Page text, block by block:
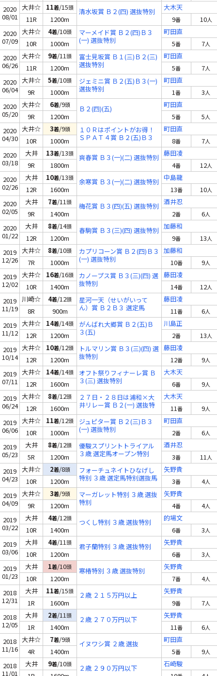
2020
08/01
大井☆ 11着/15頭 清水坂賞 Ｂ２(四) 選抜特別
大木天
11R
1200m 9番 10人
2020
07/09
大井☆ 4着/10頭
マーメイド賞 Ｂ２(四)Ｂ３
(一) 選抜特別
町田直
10R
1000m 5番 7人
2020
06/26
大井☆ 9着/11頭
富士見坂賞 Ｂ１(三)Ｂ２(三)
選抜特別
町田直
11R
1200m 5番 7人
2020
06/04
大井☆ 5着/10頭
ジェミニ賞 Ｂ２(五)Ｂ３(一)
選抜特別
町田直
9R
1000m 1番 3人
2020
05/20
大井☆ 6着/9頭 Ｂ２(四)(五)
町田直
9R
1200m 5番 5人
2020
04/30
大井☆ 3着/9頭
１０Ｒはポイントがお得！
ＳＰＡＴ４賞 Ｂ２(五)Ｂ３
(一) 選抜特別
町田直
10R
1000m 8番 7人
2020
03/18
大井 13着/13頭 爽春賞 Ｂ３(一)(二) 選抜特別 藤田凌
9R
1800m 4番 12人
2020
02/26
大井 10着/13頭 余寒賞 Ｂ３(一)(二) 選抜特別 中島龍
12R
1600m 13番 10人
2020
02/05
大井 7着/11頭 梅花賞 Ｂ３(四)(五) 選抜特別 酒井忍
9R
1400m 2番 6人
2020
01/22
大井 8着/14頭 春駒賞 Ｂ３(三)(四) 選抜特別 加藤和
12R
1200m 9番 13人
2019
12/26
大井☆ 8着/10頭
カプリコーン賞 Ｂ２(四)Ｂ３
(一) 選抜特別
加藤和
7R
1000m 10番 9人
2019
12/02
大井☆ 16着/16頭
カノープス賞 Ｂ３(三)(四) 選
抜特別
藤田凌
10R
1400m 14番 12人
2019
11/19
川崎☆ 4着/12頭
星河一天（せいがいって
ん）賞 Ｂ２Ｂ３ 選定馬
藤田凌
8R
900m 11番 6人
2019
11/12
大井☆ 14着/14頭
がんばれ大郷賞 Ｂ２(五)Ｂ
３(五)
川島正
12R
1200m 2番 13人
2019
10/14
大井☆ 10着/12頭
トルマリン賞 Ｂ３(三)(四) 選
抜特別
藤田凌
12R
1200m 12番 9人
2019
07/11
大井☆ 14着/14頭
オフト祭りフィナーレ賞 Ｂ
３(三) 選抜特別
大木天
12R
1600m 6番 9人
2019
06/24
大井☆ 8着/12頭
２７日・２８日は浦和×大
井リレー賞 Ｂ２(一) 選抜特
別
大木天
12R
1600m 11番 9人
2019
06/06
大井☆ 11着/12頭
ジュピター賞 Ｂ２(三)Ｂ３
(一) 選抜特別
町田直
10R
1000m 2番 6人
2019
05/23
大井 8着/12頭
優駿スプリントトライアル
３歳 選定馬オープン特別
酒井忍
5R
1200m 3番 11人
2019
04/23
大井☆ 2着/8頭
フォーチュネイトひなげし
特別 ３歳 選定馬特別選抜馬
矢野貴
10R
1200m 3番 4人
2019
04/09
大井☆ 3着/9頭
マーガレット特別 ３歳 選抜
特別
矢野貴
9R
1200m 4番 4人
2019
03/22
大井 4着/12頭 つくし特別 ３歳 選抜特別
的場文
10R
1400m 6番 3人
2019
03/06
大井 4着/11頭 君子蘭特別 ３歳 選抜特別
矢野貴
10R
1200m 6番 3人
2019
01/23
大井 1着/10頭 寒椿特別 ３歳 選抜特別
矢野貴
10R
1200m 7番 4人
2018
12/31
大井 11着/15頭 ２歳 ２１５万円以上
矢野貴
1R
1600m 9番 7人
2018
12/05
大井 2着/11頭 ２歳 ２７０万円以下
矢野貴
1R
1400m 11番 6人
2018
11/16
大井☆ 7着/9頭 イヌワシ賞 ２歳 選抜
町田直
4R
1400m 5番 9人
2018
11/01
大井 9着/10頭 ２歳 ２９０万円以下
石崎駿